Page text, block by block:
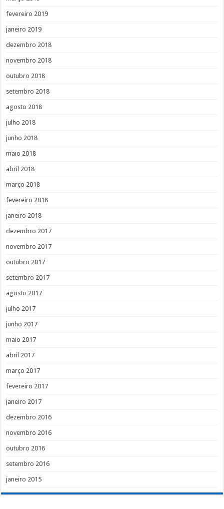
fevereiro 2019
janeiro 2019
dezembro 2018
novembro 2018
outubro 2018
setembro 2018
agosto 2018
julho 2018
junho 2018
maio 2018
abril 2018
março 2018
fevereiro 2018
janeiro 2018
dezembro 2017
novembro 2017
outubro 2017
setembro 2017
agosto 2017
julho 2017
junho 2017
maio 2017
abril 2017
março 2017
fevereiro 2017
janeiro 2017
dezembro 2016
novembro 2016
outubro 2016
setembro 2016
janeiro 2015